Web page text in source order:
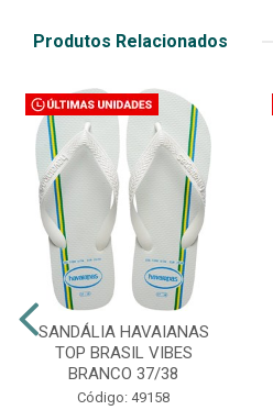
Produtos Relacionados
SANDÁLIA HAVAIANAS
TOP BRASIL VIBES
BRANCO 37/38
Código: 49158